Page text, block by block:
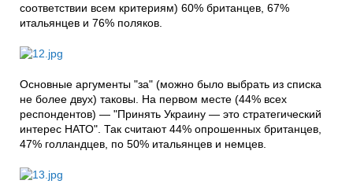
соответствии всем критериям) 60% британцев, 67%
итальянцев и 76% поляков.
Основные аргументы "за" (можно было выбрать из списка
не более двух) таковы. На первом месте (44% всех
респондентов) — "Принять Украину — это стратегический
интерес НАТО". Так считают 44% опрошенных британцев,
47% голландцев, по 50% итальянцев и немцев.